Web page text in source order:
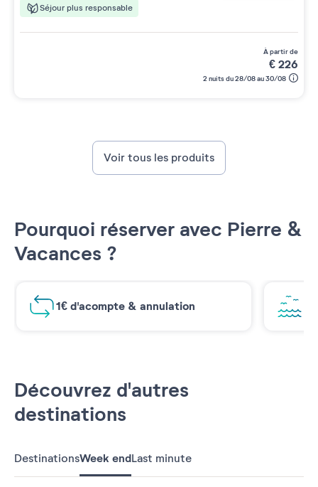
Séjour plus responsable
à partir de
€226
2 nuits du 28/08 au 30/08
Voir tous les produits
Pourquoi réserver avec Pierre &
Vacances ?
1€ d'acompte & annulation
Découvrez d'autres
destinations
DestinationsWeek endLast minute